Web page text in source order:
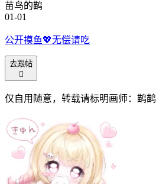
苗鸟的鹋
01-01
公开摸鱼💖无偿请吃
去跟帖

仅自用随意，转载请标明画师：鹋鹋